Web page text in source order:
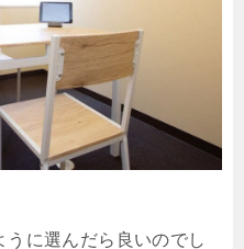
に選んだら良いのでし